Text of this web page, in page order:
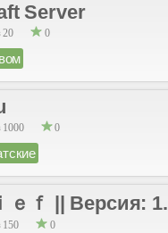
Server
20 0
1000 0
ｅｆ || Версия:
150 0